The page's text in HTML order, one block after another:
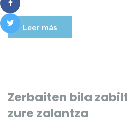
Leer más
Zerbaiten bila
zure zalantza